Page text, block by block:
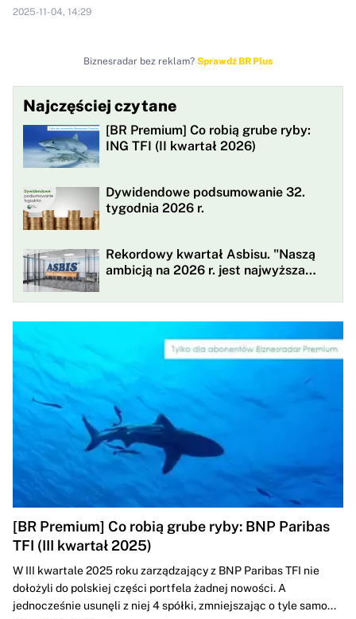
2025-11-04, 14:29
Biznesradar bez reklam? Sprawdź BR Plus
Najczęściej czytane
[BR Premium] Co robią grube ryby:
ING TFI (II kwartał 2026)
Dywidendowe podsumowanie 32.
tygodnia 2026 r.
Rekordowy kwartał Asbisu. "Naszą
ambicją na 2026 r. jest najwyższa
[BR Premium] Co robią grube ryby: BNP Paribas
TFI (III kwartał 2025)
W III kwartale 2025 roku zarządzający z BNP Paribas TFI nie
dołożyli do polskiej części portfela żadnej nowości. A
jednocześnie usunęli z niej 4 spółki, zmniejszając o tyle samo...